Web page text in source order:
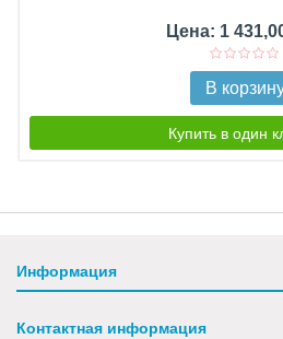
Цена: 1
В
Купить в один
Информация
Контактная информация